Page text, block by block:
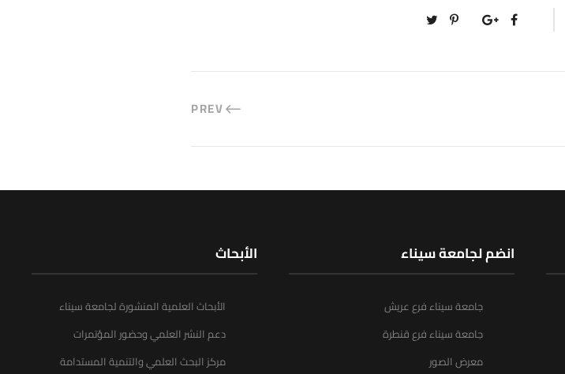
PREV
انضم لجامعة سيناء
جامعة سيناء فرع عريش
جامعة سيناء فرع قنطرة
معرض الصور
الأبحاث
الأبحاث العلمية المنشورة لجامعة سيناء
دعم النشر العلمي وحضور المؤتمرات
مركز البحث العلمي والتنمية المستدامة